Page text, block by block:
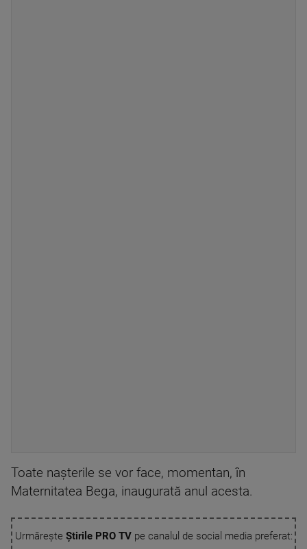
Toate nașterile se vor face, momentan, în
Maternitatea Bega, inaugurată anul acesta.
Urmărește Știrile PRO TVpe canalul de social media preferat: